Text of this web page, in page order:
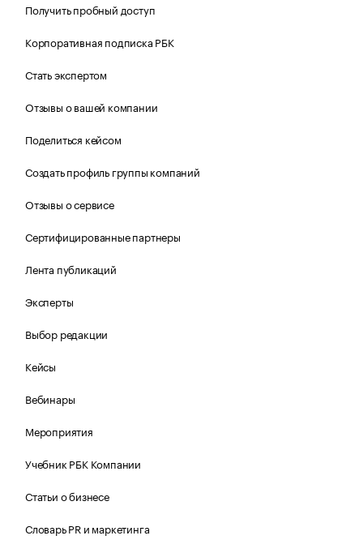
Получить пробный доступ
Корпоративная подписка РБК
Стать экспертом
Отзывы о вашей компании
Поделиться кейсом
Создать профиль группы компаний
Отзывы о сервисе
Сертифицированные партнеры
Лента публикаций
Эксперты
Выбор редакции
Кейсы
Вебинары
Мероприятия
Учебник РБК Компании
Статьи о бизнесе
Словарь PR и маркетинга